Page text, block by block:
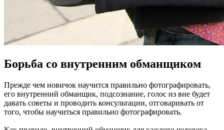
Борьба со внутренним обманщиком
Прежде чем новичок научится правильно фотографировать,
его внутренний обманщик, подсознание, голос из вне будет
давать советы и проводить консультации, отговаривать от
того, чтобы научиться правильно фотографировать.